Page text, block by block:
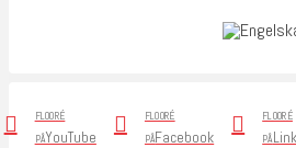
FLOORÉ
PÅYouTube
FLOORÉ
PÅFacebook
FLOORÉ
PÅ